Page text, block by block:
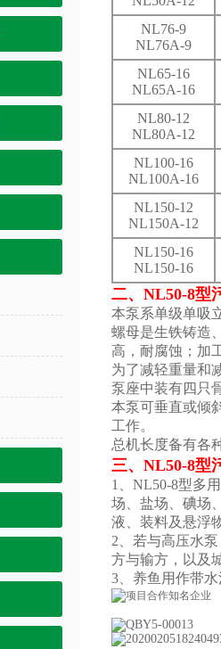
NL76-9
NL76A-9
NL65-16
NL65A-16
NL80-12
NL80A-12
NL100-16
NL100A-16
NL150-12
NL150A-12
NL150-16
NL150-16
二、 NL50-8型
本泵系单级单吸
螺母是生铁铸造
高，耐腐蚀；加
为了减轻重量和
泵座中装有四只
本泵可垂直或倾
工作。
总机长度备有各
三、 NL50-8型
1、NL50-8型多
场、盐场、碘场
液、装料及悬浮
2、若与高压水
方与输方，以及
3、养鱼用作带